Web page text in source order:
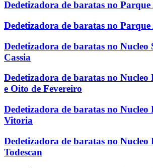
Dedetizadora de baratas no
Dedetizadora de baratas no
Dedetizadora de baratas no Nucleo
Cassia
Dedetizadora de baratas no Nucleo
e Oito de Fevereiro
Dedetizadora de baratas no Nucleo
Vitoria
Dedetizadora de baratas no Nucleo
Todescan